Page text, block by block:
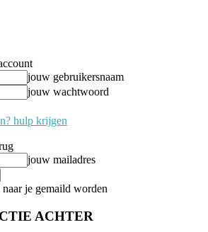
jouw gebruikersnaam
jouw wachtwoord
hulp krijgen
jouw mailadres
je gemaild worden
ACHTER